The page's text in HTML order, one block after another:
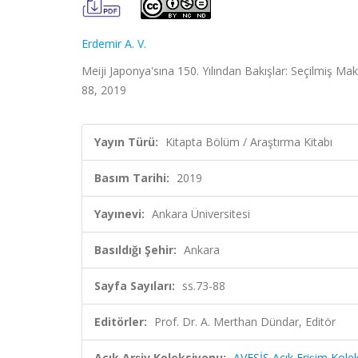
Erdemir A. V.
Meiji Japonya'sına 150. Yılından Bakışlar: Seçilmiş
88, 2019
Yayın Türü: Kitapta Bölüm / Araştırma Kitabı
Basım Tarihi: 2019
Yayınevi: Ankara Üniversitesi
Basıldığı Şehir: Ankara
Sayfa Sayıları: ss.73-88
Editörler: Prof. Dr. A. Merthan Dündar, Editör